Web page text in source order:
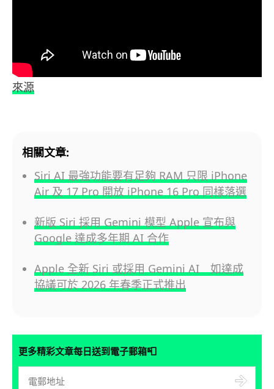
來源
相關文章:
Siri AI 最強功能要有足夠 RAM 只限 iPhone
Air 及 17 Pro 開放 iPhone 16 Pro 同樣落選
新版 Siri 採用 Gemini 模型 Apple 宣布與
Google 達成多年期 AI 合作
Apple 全新 Siri 或採用 Gemini AI 如達成
協議可於 2026 年春季正式推出
更多精彩文章每日送到電子郵箱📮